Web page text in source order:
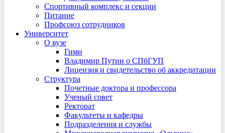
Спортивный комплекс и секции
Питание
Профсоюз сотрудников
Университет
О вузе
Гимн
Владимир Путин о СПбГУП
Лицензия и свидетельство об аккредитации
Структура
Почетные доктора и профессора
Ученый совет
Ректорат
Факультеты и кафедры
Подразделения и службы